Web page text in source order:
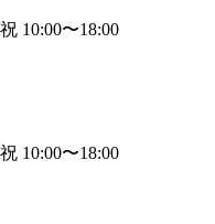
10:00〜18:00
10:00〜18:00